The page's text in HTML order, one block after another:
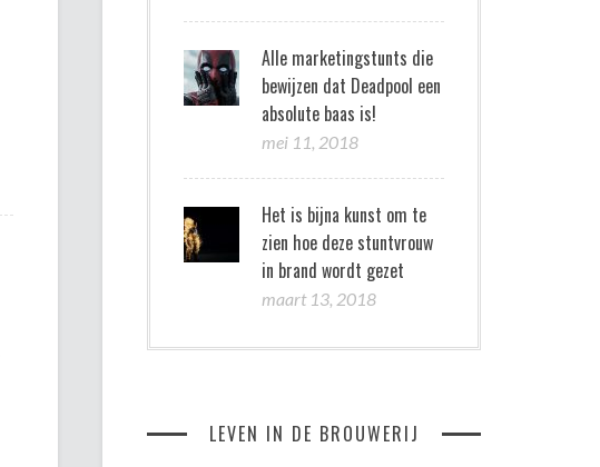
Alle marketingstunts die
bewijzen dat Deadpool een
absolute baas is!
mei 11, 2018
Het is bijna kunst om te
zien hoe deze stuntvrouw
in brand wordt gezet
maart 13, 2018
LEVEN IN DE BROUWERIJ